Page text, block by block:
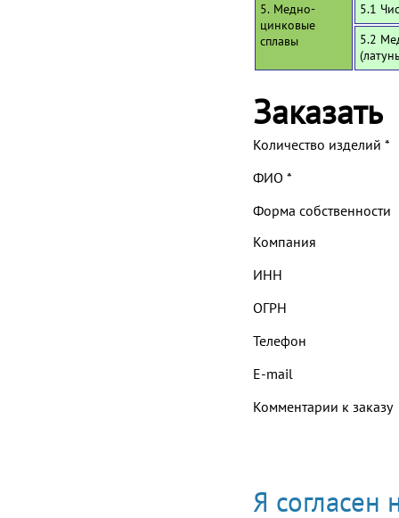
5. Медно-
цинковые
сплавы
5.1
5.2
Заказать
Количество изделий *
ФИО *
Форма собственности
Компания
ИНН
ОГРН
Телефон
E-mail
Комментарии к заказу
Я согласен